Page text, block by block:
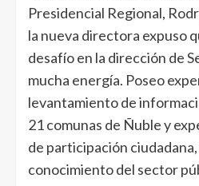
Presidencial Regional,
la nueva directora expuso
desafío en la dirección de
mucha energía. Poseo
levantamiento de
21 comunas de Ñuble y
de participación ciudadana,
conocimiento del sector